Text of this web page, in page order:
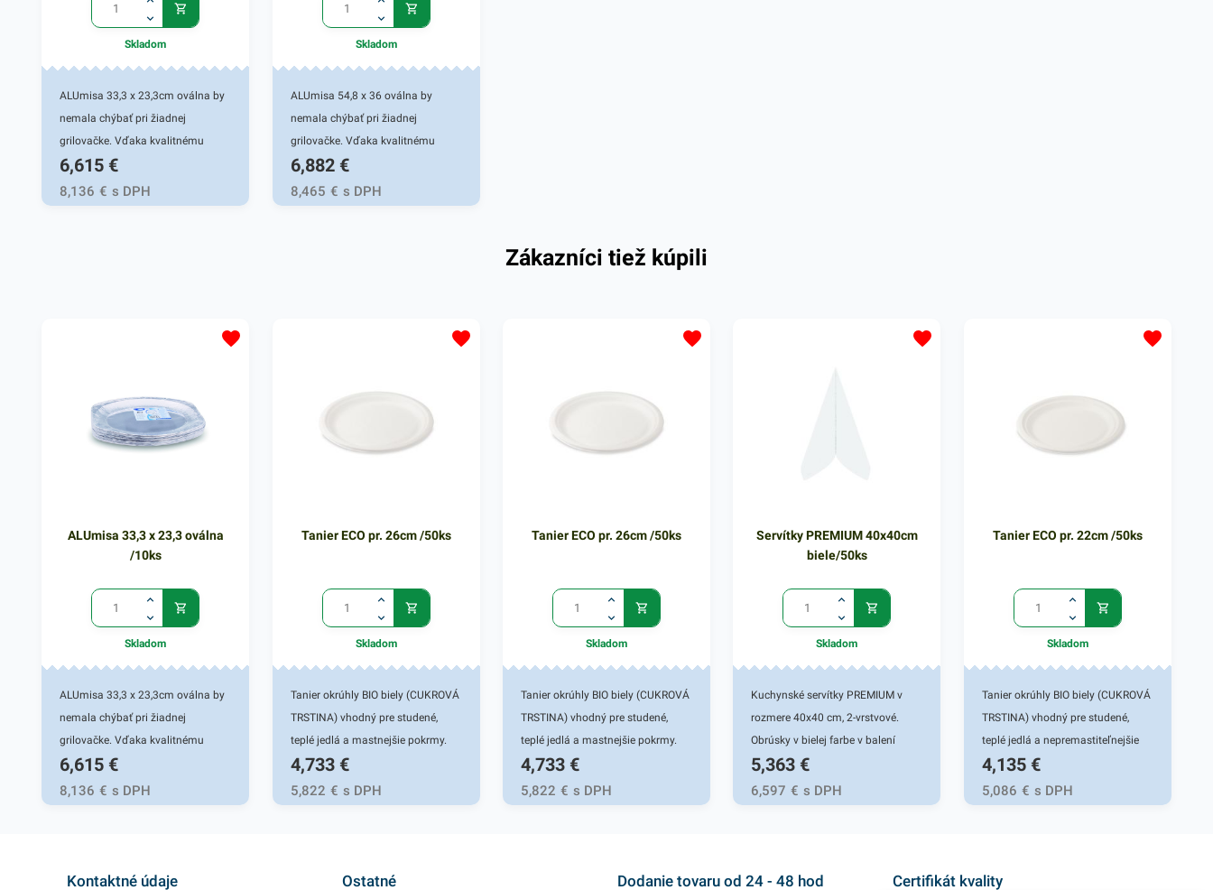
Skladom
ALUmisa 33,3 x 23,3cm oválna by
nemala chýbať pri žiadnej
grilovačke. Vďaka kvalitnému
hliníku, z ktorého je tácka
vyrobená, je vhodná na rôzne
hostiny, oslavy. Či už ju použijete v
mrazu. Balenie obsahuje 10 ks
hliníkových misiek. V našej ponuke
6,615 €
8,136 € s DPH
Skladom
ALUmisa 54,8 x 36 oválna by
nemala chýbať pri žiadnej
grilovačke. Vďaka kvalitnému
hliníku, z ktorého je tácka
vyrobená, je vhodná na rôzne
hostiny, oslavy. Či už ju použijete v
mrazu. Balenie obsahuje 5 kusov.
V našej ponuke nájdete ďalšie
podobné produkty, ktoré vás
6,882 €
8,465 € s DPH
Zákazníci tiež kúpili
ALUmisa 33,3 x 23,3 oválna
/10ks
Skladom
ALUmisa 33,3 x 23,3cm oválna by
nemala chýbať pri žiadnej
grilovačke. Vďaka kvalitnému
hliníku, z ktorého je tácka
vyrobená, je vhodná na rôzne
hostiny, oslavy. Či už ju použijete v
praktické využitie. Tento hliníkový
6,615 €
8,136 € s DPH
Tanier ECO pr. 26cm /50ks
Skladom
Tanier okrúhly BIO biely (CUKROVÁ
TRSTINA) vhodný pre studené,
teplé jedlá a mastnejšie pokrmy.
Využitie pre cukrárne, fast foody,
bufety, jedálne, na cateringu,
festivaloch, trhoch, oslavách,
TRSTINA) - patrí do čeľade tráv,
4,733 €
5,822 € s DPH
Tanier ECO pr. 26cm /50ks
Skladom
Tanier okrúhly BIO biely (CUKROVÁ
TRSTINA) vhodný pre studené,
teplé jedlá a mastnejšie pokrmy.
Využitie pre cukrárne, fast foody,
bufety, jedálne, na cateringu,
festivaloch, trhoch, oslavách,
TRSTINA) - patrí do čeľade tráv,
4,733 €
5,822 € s DPH
Servítky PREMIUM 40x40cm
biele/50ks
Skladom
Kuchynské servítky PREMIUM v
rozmere 40x40 cm, 2-vrstvové.
Obrúsky v bielej farbe v balení
50ks. Používajú sa v
reštauráciách, v domácnostiach a
pod. Dvojvrstvové prevedenie
eleganciu pri servírovaní jedál.
5,363 €
6,597 € s DPH
Tanier ECO pr. 22cm /50ks
Skladom
Tanier okrúhly BIO biely (CUKROVÁ
TRSTINA) vhodný pre studené,
teplé jedlá a nepremastiteľnejšie
pokrmy. Využitie pre cukrárne, fast
foody, bufety, jedálne, na cateringu,
festivaloch, trhoch, oslavách,
TRSTINA) - patrí do čeľade tráv,
4,135 €
5,086 € s DPH
Kontaktné údaje Ostatné Dodanie tovaru od 24 - 48 hod Certifikát kvality